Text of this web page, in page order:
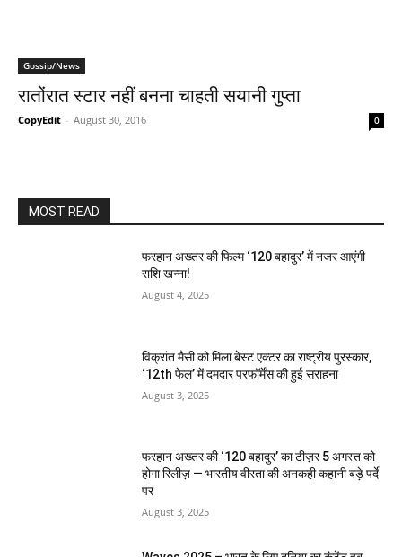
Gossip/News
रातोंरात स्‍टार नहीं बनना चाहती सयानी गुप्‍ता
CopyEdit - August 30, 2016 0
MOST READ
फरहान अख्तर की फिल्म ‘120 बहादुर’ में नजर आएंगी
राशि खन्ना!
August 4, 2025
विक्रांत मैसी को मिला बेस्ट एक्टर का राष्ट्रीय पुरस्कार,
‘12th फेल’ में दमदार परफॉर्मेंस की हुई सराहना
August 3, 2025
फरहान अख्तर की ‘120 बहादुर’ का टीज़र 5 अगस्त को
होगा रिलीज़ — भारतीय वीरता की अनकही कहानी बड़े पर्दे
पर
August 3, 2025